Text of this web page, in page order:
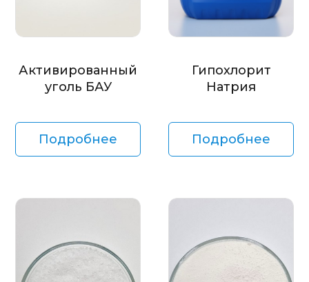
Активированный
уголь БАУ
Подробнее
Гипохлорит
Натрия
Подробнее